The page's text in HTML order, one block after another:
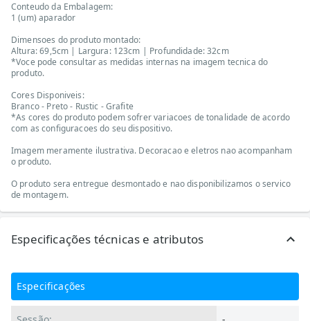
Conteudo da Embalagem:
1 (um) aparador
Dimensoes do produto montado:
Altura: 69,5cm | Largura: 123cm | Profundidade: 32cm
*Voce pode consultar as medidas internas na imagem tecnica do
produto.
Cores Disponiveis:
Branco - Preto - Rustic - Grafite
*As cores do produto podem sofrer variacoes de tonalidade de acordo
com as configuracoes do seu dispositivo.
Imagem meramente ilustrativa. Decoracao e eletros nao acompanham
o produto.
O produto sera entregue desmontado e nao disponibilizamos o servico
de montagem.
Especificações técnicas e atributos
Especificações